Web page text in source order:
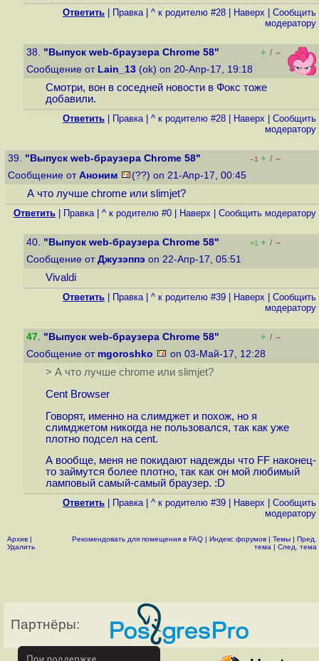
Ответить Правка| ^ к родителю #28 Наверх
Cообщить
модератору
38. "Выпуск web-браузера Chrome 58" + / –
Сообщение от Lain_13 (ok) on 20-Апр-17, 19:18
Смотри, вон в соседней новости в Фокс тоже
добавили.
Ответить Правка| ^ к родителю #28 Наверх
Cообщить
модератору
39. "Выпуск web-браузера Chrome 58" –1 + / –
Сообщение от Аноним (??) on 21-Апр-17, 00:45
А что лучше chrome или slimjet?
Ответить Правка| ^ к родителю #0 Наверх Cообщить модератору
40. "Выпуск web-браузера Chrome 58" +1 + / –
Сообщение от Джузэппэ on 22-Апр-17, 05:51
Vivaldi
Ответить Правка| ^ к родителю #39 Наверх
Cообщить
модератору
47. "Выпуск web-браузера Chrome 58" + / –
Сообщение от mgoroshko on 03-Май-17, 12:28
> А что лучше chrome или slimjet?
Cent Browser
Говорят, именно на слимджет и похож, но я
слимджетом никогда не пользовался, так как уже
плотно подсел на cent.
А вообще, меня не покидают надежды что FF наконец-
то займутся более плотно, так как он мой любимый
ламповый самый-самый браузер. :D
Ответить Правка| ^ к родителю #39 Наверх
Cообщить
модератору
Архив |
Удалить
Рекомендовать для помещения в FAQ | Индекс форумов | Темы | Пред.
тема | След. тема
Партнёры: